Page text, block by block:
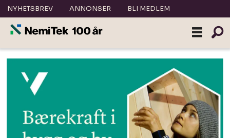
NYHETSBREV ANNONSER BLI MEDLEM